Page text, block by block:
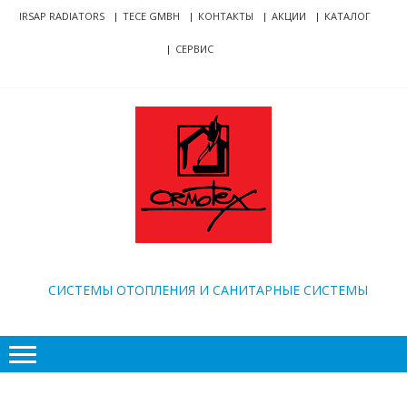
Skip
SkipIRSAP RADIATORS TECE GMBH КОНТАКТЫ АКЦИИ КАТАЛОГ
СЕРВИС
CИСТЕМЫ ОТОПЛЕНИЯ И САНИТАРНЫЕ СИСТЕМЫ